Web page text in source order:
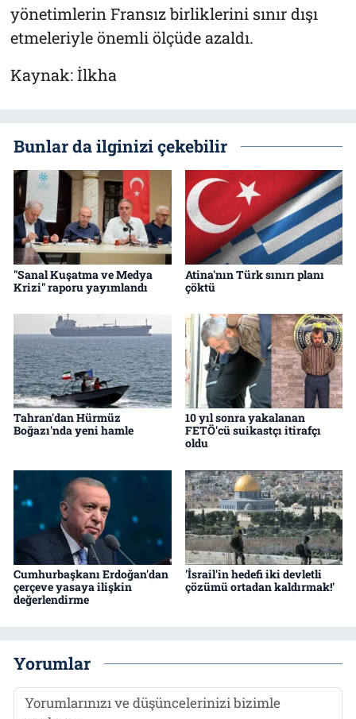
yönetimlerin Fransız birliklerini sınır dışı
etmeleriyle önemli ölçüde azaldı.
Kaynak: İlkha
Bunlar da ilginizi çekebilir
"Sanal Kuşatma ve Medya
Krizi" raporu yayımlandı
Atina'nın Türk sınırı planı
çöktü
Tahran'dan Hürmüz
Boğazı'nda yeni hamle
10 yıl sonra yakalanan
FETÖ'cü suikastçı itirafçı
oldu
Cumhurbaşkanı Erdoğan'dan
çerçeve yasaya ilişkin
değerlendirme
'İsrail'in hedefi iki devletli
çözümü ortadan kaldırmak!'
Yorumlar